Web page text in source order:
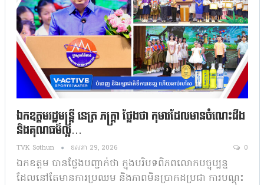
ឯកឧត្តមរដ្ឋមន្ត្រី នេត្រ ភក្ត្រា ថ្លែងថា កុមារដែលមានចំណេះដឹង
និងគុណធម៌ល្អ…
TVK Sothun ឧសភា 29, 2026 0
ឯកឧត្តម បានថ្លែងបញ្ជាក់ថា ក្នុងបរិបទពិភពលោកបច្ចុប្បន្ន
ដែលនៅតែមានការប្រឈម និងភាពមិនប្រាកដប្រជា ការបណ្តុះ